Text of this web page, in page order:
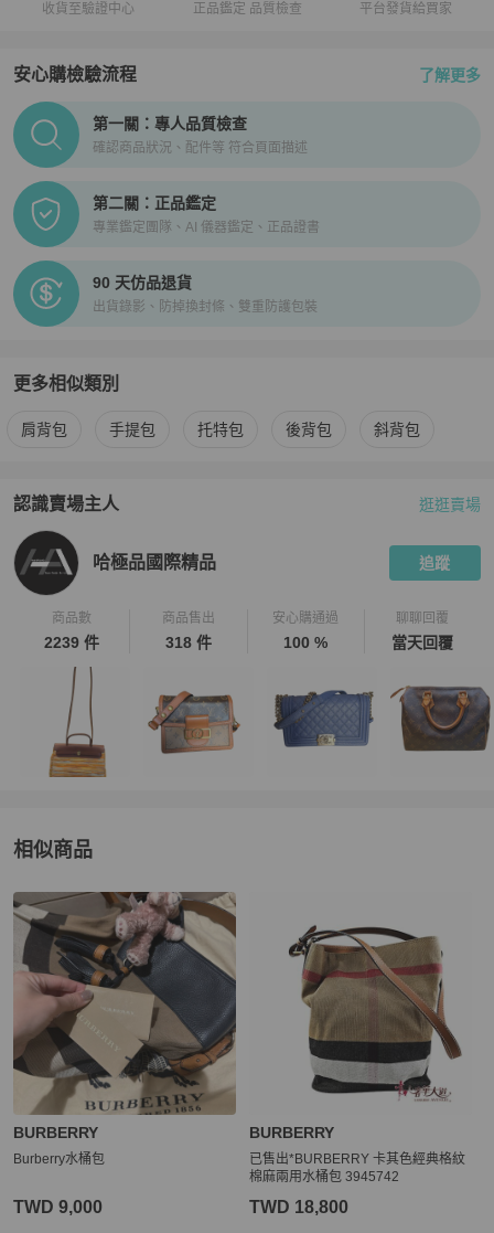
收貨至驗證中心 正品鑑定 品質檢查 平台發貨給買家
安心購檢驗流程 了解更多
PopChill拍拍圈正品驗證、安心購檢驗流程介紹
第一關：專人品質檢查
確認商品狀況、配件等 符合頁面描述
第二關：正品鑑定
專業鑑定團隊、AI 儀器鑑定、正品證書
90 天仿品退貨
出貨錄影、防掉換封條、雙重防護包裝
更多相似類別
更多BURBERRY女包 相似商品推薦
肩背包 手提包 托特包 後背包 斜背包
認識賣場主人
PopChill 拍拍圈嚴選賣家
逛逛賣場
哈極品國際精品 追蹤
商品數
2239 件
商品售出
318 件
安心購通過
100 %
聊聊回覆
當天回覆
相似商品
更多相似BURBERRY女包推薦精品
BURBERRY
Burberry水桶包
TWD 9,000
BURBERRY
已售出*BURBERRY 卡其色經典格紋
棉麻兩用水桶包 3945742
TWD 18,800